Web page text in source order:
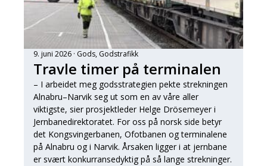
9. juni 2026 Gods, Godstrafikk
Travle timer på terminalen
– I arbeidet meg godsstrategien pekte strekningen
Alnabru–Narvik seg ut som en av våre aller
viktigste, sier prosjektleder Helge Drösemeyer i
Jernbanedirektoratet. For oss på norsk side betyr
det Kongsvingerbanen, Ofotbanen og terminalene
på Alnabru og i Narvik. Årsaken ligger i at jernbane
er svært konkurransedyktig på så lange strekninger.